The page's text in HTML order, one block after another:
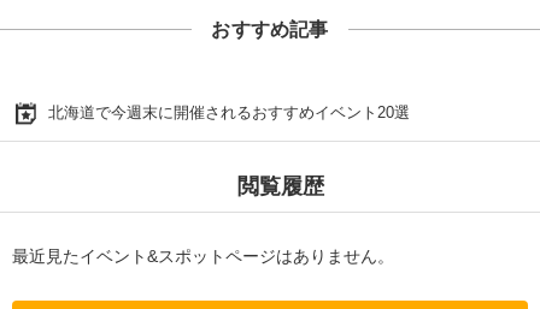
おすすめ記事
北海道で今週末に開催されるおすすめイベント20選
閲覧履歴
最近見たイベント&スポットページはありません。